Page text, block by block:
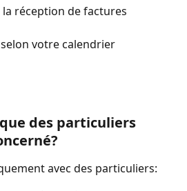
réception de factures
votre calendrier
des particuliers
avec des particuliers: